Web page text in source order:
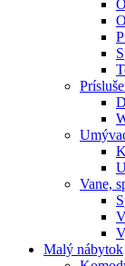
Vane,
Malý nábytok